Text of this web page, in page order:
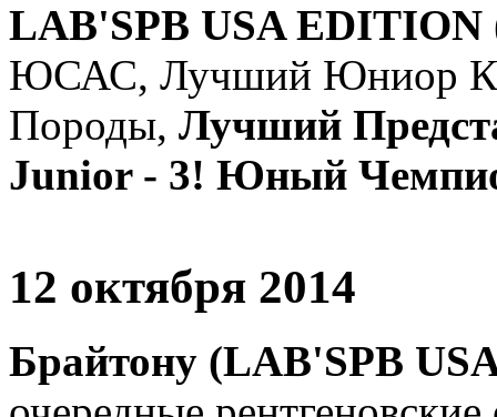
LAB'SPB USA EDITION
ЮСАС, Лучший Юниор
Породы, Лучший
Junior - 3! Юный
12 октября 2014
Брайтону (LAB'SPB